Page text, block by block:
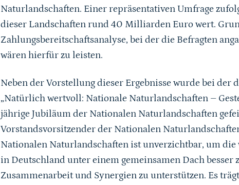
Naturlandschaften. Einer repräsentativen Umfrage
dieser Landschaften rund 40 Milliarden Euro wert.
Zahlungsbereitschaftsanalyse, bei der die Befragten
wären hierfür zu leisten.
Neben der Vorstellung dieser Ergebnisse wurde bei der
„Natürlich wertvoll: Nationale Naturlandschaften –
jährige Jubiläum der Nationalen Naturlandschaften
Vorstandsvorsitzender der Nationalen
Nationalen Naturlandschaften ist unverzichtbar, um die
in Deutschland unter einem gemeinsamen Dach besser
Zusammenarbeit und Synergien zu unterstützen. Es